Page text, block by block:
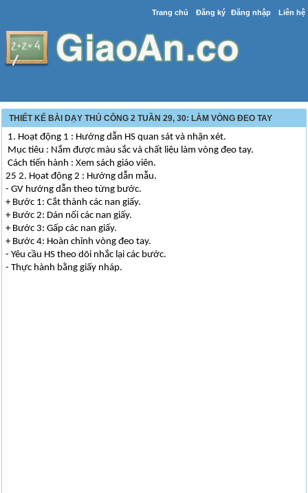
Trang chủ Đăng ký Đăng nhập Liên hệ
THIẾT KẾ BÀI DẠY THỦ CÔNG 2 TUẦN 29, 30: LÀM VÒNG ĐEO TAY
1. Hoạt động 1 : Hướng dẫn HS quan sát và nhận xét.
Mục tiêu : Nắm được màu sắc và chất liệu làm vòng đeo tay.
Cách tiến hành : Xem sách giáo viên.
25 2. Họat động 2 : Hướng dẫn mẫu.
- GV hướng dẫn theo từng bước.
+ Bước 1: Cắt thành các nan giấy.
+ Bước 2: Dán nối các nan giấy.
+ Bước 3: Gấp các nan giấy.
+ Bước 4: Hoàn chỉnh vòng đeo tay.
- Yêu cầu HS theo dõi nhắc lại các bước.
- Thực hành bằng giấy nháp.